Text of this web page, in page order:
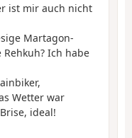
ist mir auch nicht
Martagon-
Ich habe
Wetter war
ideal!